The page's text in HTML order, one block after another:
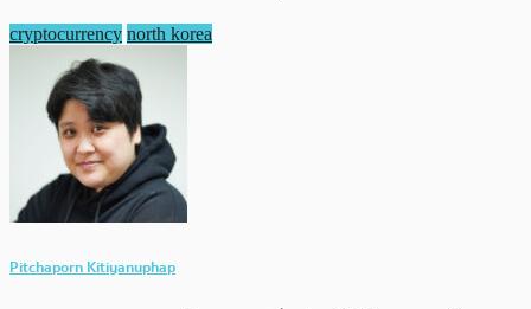
cryptocurrency north korea
Pitchaporn Kitiyanuphap